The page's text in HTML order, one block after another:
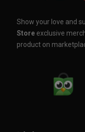
Show your love and
Store exclusive
product on